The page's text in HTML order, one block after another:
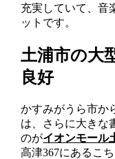
充実していて、音
ットです。
土浦市の大
良好
かすみがうら市か
は、さらに大きな
のがイオンモール
高津367にあるこ